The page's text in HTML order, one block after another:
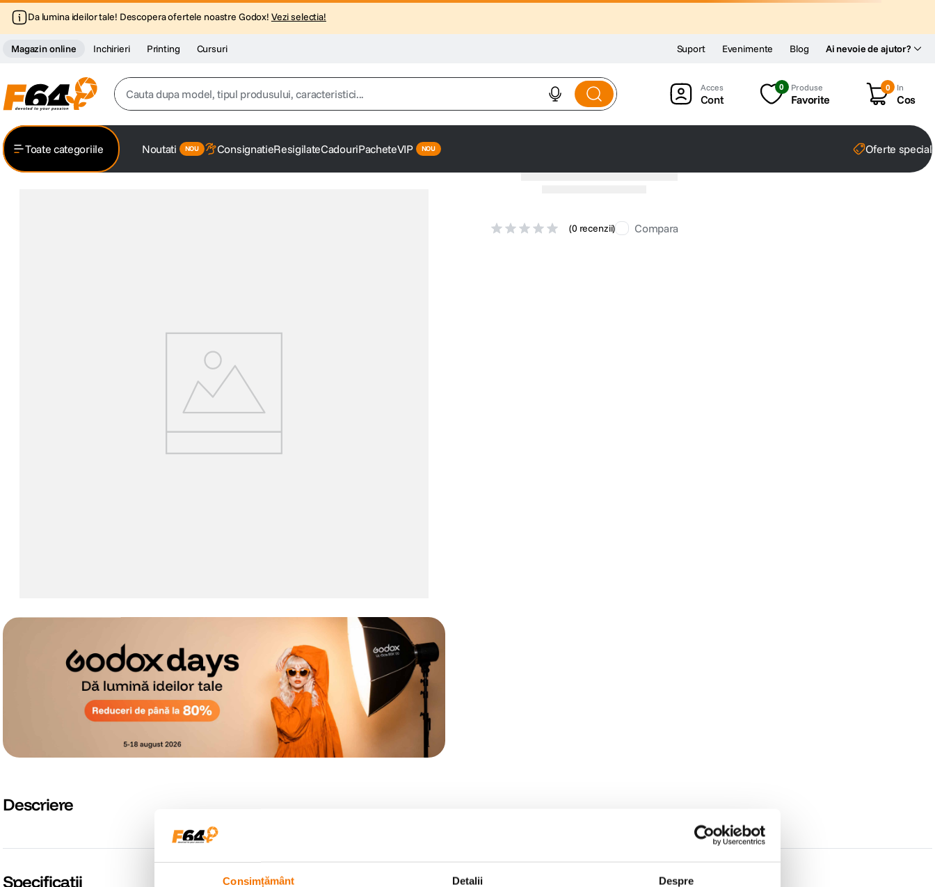
Consimțământ Detalii Despre
Da lumina ideilor tale! Descopera ofertele noastre Godox! Vezi selectia!
Magazin online Inchirieri Printing Cursuri Ai nevoie de ajutor?
Suport Evenimente Blog
Cauta dupa model, tipul produsului, caracteristici...
lavaliera
card memorie
dji mic mini
dji osmo
Cont
0 Produse
Favorite
0 In
Cos
Toate categoriile Noutati ConsignatieResigilateCadouriPacheteVIP Oferte
(0 recenzii) Compara
Descriere
Specificații